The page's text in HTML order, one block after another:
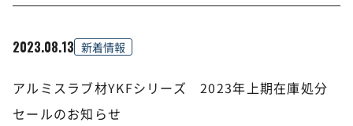
2023.08.13 新着情報
アルミスラブ材YKFシリーズ 2023年上期在庫処分
セールのお知らせ